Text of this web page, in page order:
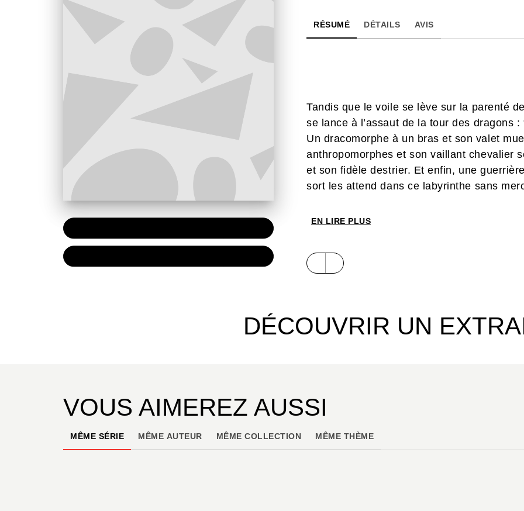
RÉSUMÉ DÉTAILS AVIS
Tandis que le voile se lève sur la parenté
se lance à l’assaut de la tour des dragons :
Un dracomorphe à un bras et son valet
anthropomorphes et son vaillant chevalier
et son fidèle destrier. Et enfin, une
sort les attend dans ce labyrinthe sans
EN LIRE PLUS
DÉCOUVRIR UN
VOUS AIMEREZ AUSSI
MÊME SÉRIE MÊME AUTEUR MÊME COLLECTION MÊME THÈME